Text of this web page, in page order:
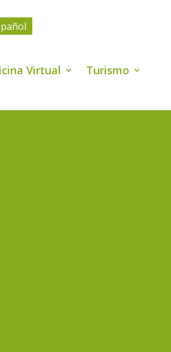
Virtual
Turismo